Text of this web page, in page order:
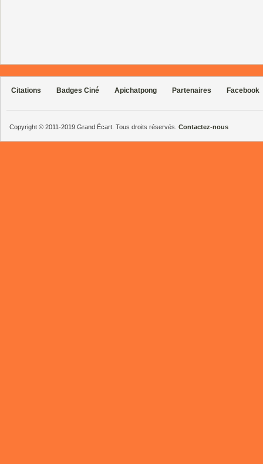
Citations Badges Ciné Apichatpong Partenaires Facebook
Copyright © 2011-2019 Grand Écart. Tous droits réservés. Contactez-nous